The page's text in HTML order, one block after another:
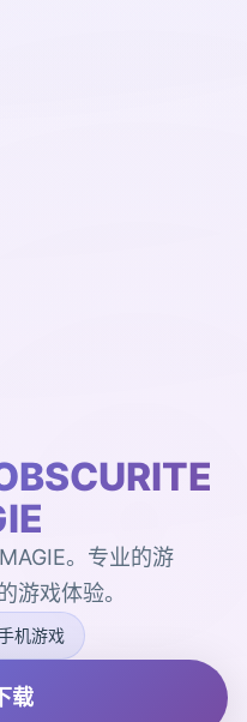
。专业的游
游戏体验。
机游戏
载